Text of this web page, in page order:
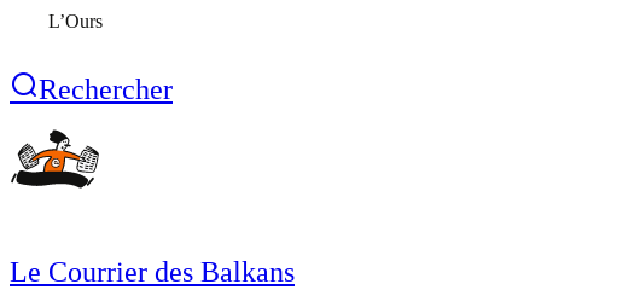
L’Ours
Rechercher
Le Courrier des Balkans